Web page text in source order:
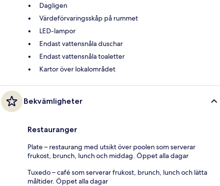
Dagligen
Värdeförvaringsskåp på rummet
LED-lampor
Endast vattensnåla duschar
Endast vattensnåla toaletter
Kartor över lokalområdet
Bekvämligheter
Restauranger
Plate – restaurang med utsikt över poolen som serverar
frukost, brunch, lunch och middag. Öppet alla dagar
Tuxedo – café som serverar frukost, brunch, lunch och lätta
måltider. Öppet alla dagar